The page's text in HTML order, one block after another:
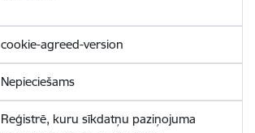
cookie-agreed-version
Nepieciešams
Reģistrē, kuru sīkdatņu paziņojuma